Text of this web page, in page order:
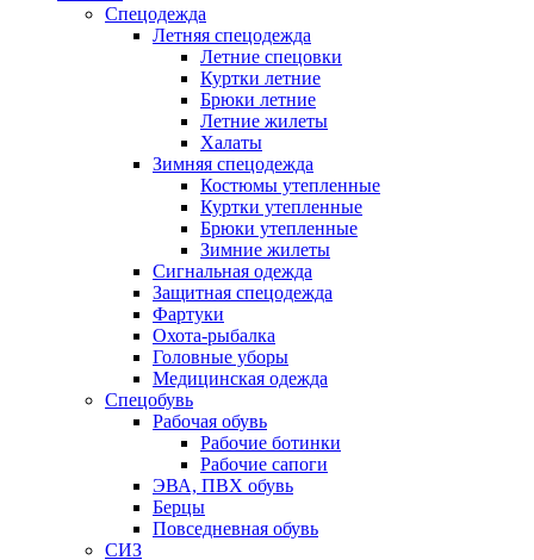
Спецодежда
Летняя спецодежда
Летние спецовки
Куртки летние
Брюки летние
Летние жилеты
Халаты
Зимняя спецодежда
Костюмы утепленные
Куртки утепленные
Брюки утепленные
Зимние жилеты
Сигнальная одежда
Защитная спецодежда
Фартуки
Охота-рыбалка
Головные уборы
Медицинская одежда
Спецобувь
Рабочая обувь
Рабочие ботинки
Рабочие сапоги
ЭВА, ПВХ обувь
Берцы
Повседневная обувь
СИЗ